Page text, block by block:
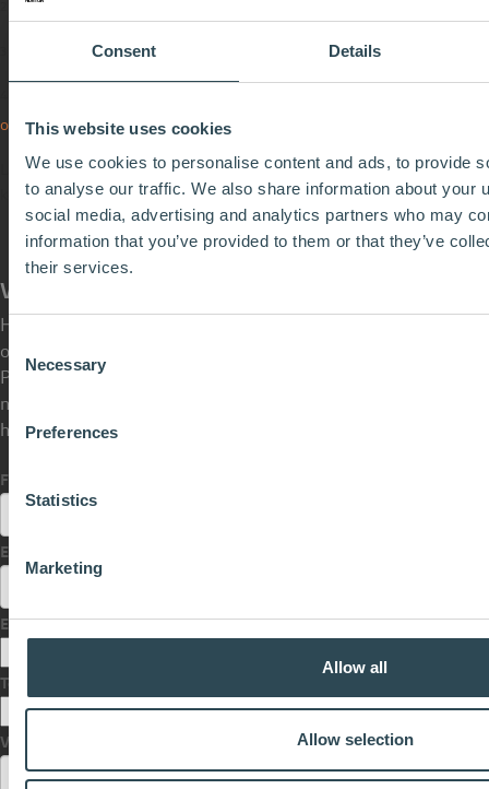
Consent Details
This website uses cookies
We use cookies to personalise content and ads, to provide
to analyse our traffic. We also share information about your
social media, advertising and analytics partners who may
information that you’ve provided to them or that they’ve
their services.
Selection
Necessary
Preferences
Statistics
Marketing
Allow all
Allow selection
Hälsoeffekter av buller (naturvardsverket.se)
och allmänna råd
Läs vår konstruktionsöversiktpå Hunton.se för mer information om
konstruktionslösningar och ljudvärden.
Vi hjälper dig med lösningsval och dokumentation
Huntons byggmaterial av trä passar lika bra i kommersiella
och offentliga byggnader som i privata hus och fritidshus.
Produkterna används lika ofta vid renovering som i
nyproduktion. Vi finns här som ett professionellt bollplank –
helt kostnadsfritt. Låt oss hjälpa dig att hitta rätt lösning!
Förnamn
Efternamn
E-post*
Telefonnummer
Välj ditt distrikt